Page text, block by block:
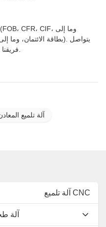
آلة تلميع
آلة تلميع CNC
آلة